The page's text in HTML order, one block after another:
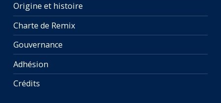
Origine et histoire
Charte de Remix
Gouvernance
Adhésion
Crédits